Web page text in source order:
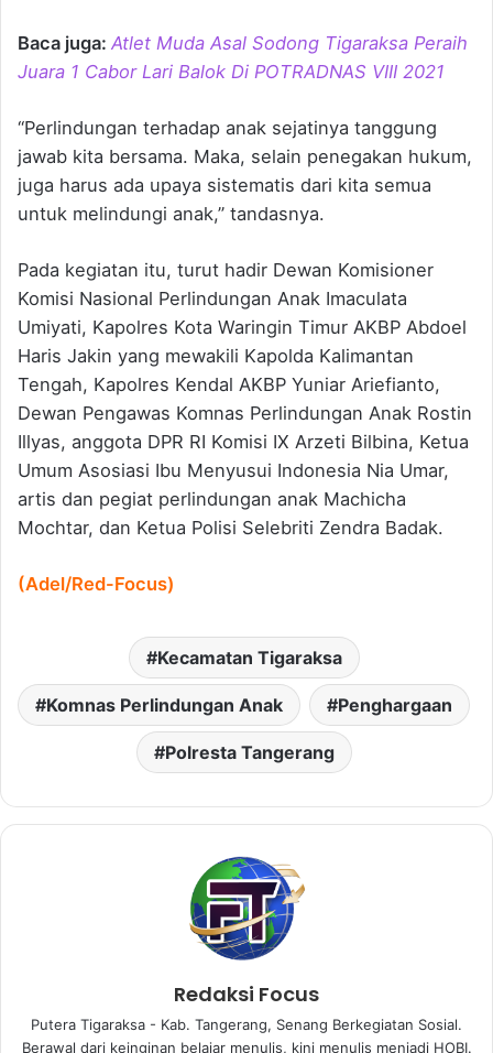
Baca juga: Atlet Muda Asal Sodong Tigaraksa Peraih
Juara 1 Cabor Lari Balok Di POTRADNAS VIII 2021
“Perlindungan terhadap anak sejatinya tanggung
jawab kita bersama. Maka, selain penegakan hukum,
juga harus ada upaya sistematis dari kita semua
untuk melindungi anak,” tandasnya.
Pada kegiatan itu, turut hadir Dewan Komisioner
Komisi Nasional Perlindungan Anak Imaculata
Umiyati, Kapolres Kota Waringin Timur AKBP Abdoel
Haris Jakin yang mewakili Kapolda Kalimantan
Tengah, Kapolres Kendal AKBP Yuniar Ariefianto,
Dewan Pengawas Komnas Perlindungan Anak Rostin
Illyas, anggota DPR RI Komisi IX Arzeti Bilbina, Ketua
Umum Asosiasi Ibu Menyusui Indonesia Nia Umar,
artis dan pegiat perlindungan anak Machicha
Mochtar, dan Ketua Polisi Selebriti Zendra Badak.
(Adel/Red-Focus)
Kecamatan Tigaraksa
Komnas Perlindungan Anak Penghargaan
Polresta Tangerang
Redaksi Focus
Putera Tigaraksa - Kab. Tangerang, Senang Berkegiatan Sosial.
Berawal dari keinginan belajar menulis, kini menulis menjadi HOBI.